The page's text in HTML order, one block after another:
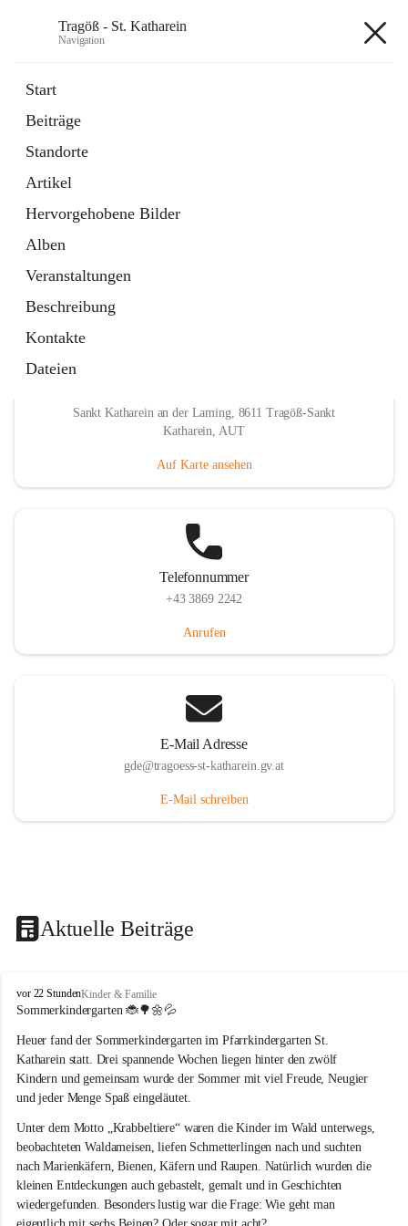
Tragöß - St. Katharein
Navigation
Start
Beiträge
Standorte
Artikel
Hervorgehobene Bilder
Alben
Veranstaltungen
Beschreibung
Kontakte
Dateien
Externe Webseite
in
Tab
Abenteuerregion Erzberg-Leoben
Artikel
öffnet
in
neuem
Tab
Sankt Katharein an der Laming, 8611 Tragöß-Sankt
Katharein, AUT
Auf Karte ansehen
Telefonnummer
+43 3869 2242
Anrufen
E-Mail Adresse
gde@tragoess-st-katharein.gv.at
E-Mail schreiben
Aktuelle Beiträge
T
r
g
ö
ß
-
t
.
a
t
h
vor 22 StundenKinder & Familie
Sommerkindergarten 🐞🌳🌼💦
Heuer fand der Sommerkindergarten im Pfarrkindergarten St.
Katharein statt. Drei spannende Wochen liegen hinter den zwölf
Kindern und gemeinsam wurde der Sommer mit viel Freude, Neugier
und jeder Menge Spaß eingeläutet.
Unter dem Motto „Krabbeltiere“ waren die Kinder im Wald unterwegs,
beobachteten Waldameisen, liefen Schmetterlingen nach und suchten
nach Marienkäfern, Bienen, Käfern und Raupen. Natürlich wurden die
kleinen Entdeckungen auch gebastelt, gemalt und in Geschichten
wiedergefunden. Besonders lustig war die Frage: Wie geht man